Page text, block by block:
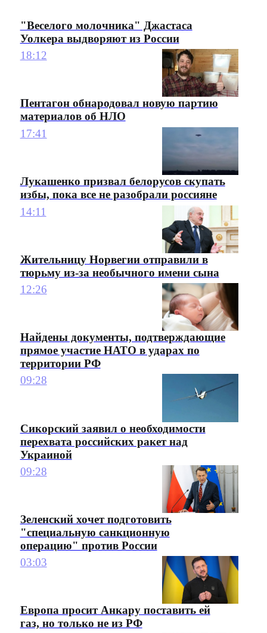
"Веселого молочника" Джастаса
Уолкера выдворяют из России
18:12
Пентагон обнародовал новую партию
материалов об НЛО
17:41
Лукашенко призвал белорусов скупать
избы, пока все не разобрали россияне
14:11
Жительницу Норвегии отправили в
тюрьму из-за необычного имени сына
12:26
Найдены документы, подтверждающие
прямое участие НАТО в ударах по
территории РФ
09:28
Сикорский заявил о необходимости
перехвата российских ракет над
Украиной
09:28
Зеленский хочет подготовить
"специальную санкционную
операцию" против России
03:03
Европа просит Анкару поставить ей
газ, но только не из РФ